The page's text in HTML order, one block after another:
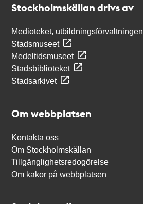
Stockholmskällan drivs av
Medioteket, utbildningsförvaltningen
Stadsmuseet
Medeltidsmuseet
Stadsbiblioteket
Stadsarkivet
Om webbplatsen
Kontakta oss
Om Stockholmskällan
Tillgänglighetsredogörelse
Om kakor på webbplatsen